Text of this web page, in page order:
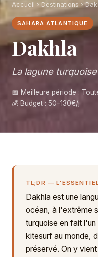
Accueil › Destinations ›
SAHARA ATLANTIQUE
Dakhla
La lagune
📅 Meilleure période :
💰 Budget : 50–130€/j
TL;DR —
Dakhla est une
océan, à l'extrême
turquoise en fait
kitesurf au monde,
préservé. On y